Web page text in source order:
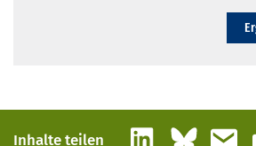
Inhalte teilen LinkedInBlueskyE-